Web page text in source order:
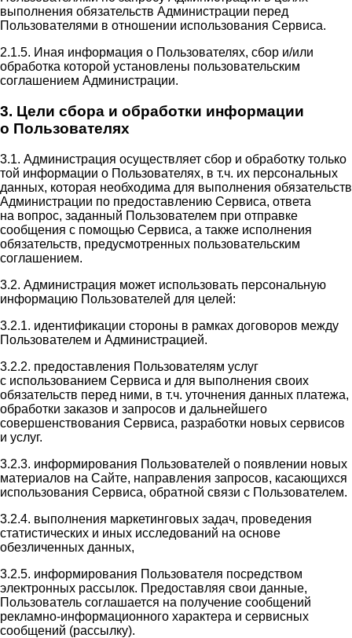
выполнения обязательств Администрации перед
Пользователями в отношении использования Сервиса.
2.1.5. Иная информация о Пользователях, сбор и/или
обработка которой установлены пользовательским
соглашением Администрации.
3. Цели сбора и обработки информации
о Пользователях
3.1. Администрация осуществляет сбор и обработку только
той информации о Пользователях, в т.ч. их персональных
данных, которая необходима для выполнения обязательств
Администрации по предоставлению Сервиса, ответа
на вопрос, заданный Пользователем при отправке
сообщения с помощью Сервиса, а также исполнения
обязательств, предусмотренных пользовательским
соглашением.
3.2. Администрация может использовать персональную
информацию Пользователей для целей:
3.2.1. идентификации стороны в рамках договоров между
Пользователем и Администрацией.
3.2.2. предоставления Пользователям услуг
с использованием Сервиса и для выполнения своих
обязательств перед ними, в т.ч. уточнения данных платежа,
обработки заказов и запросов и дальнейшего
совершенствования Сервиса, разработки новых сервисов
и услуг.
3.2.3. информирования Пользователей о появлении новых
материалов на Сайте, направления запросов, касающихся
использования Сервиса, обратной связи с Пользователем.
3.2.4. выполнения маркетинговых задач, проведения
статистических и иных исследований на основе
обезличенных данных,
3.2.5. информирования Пользователя посредством
электронных рассылок. Предоставляя свои данные,
Пользователь соглашается на получение сообщений
рекламно-информационного характера и сервисных
сообщений (рассылку).